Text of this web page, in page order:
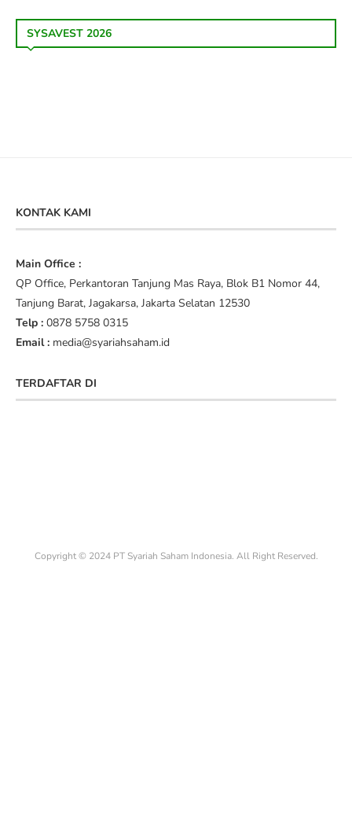
SYSAVEST 2026
KONTAK KAMI
Main Office :
QP Office, Perkantoran Tanjung Mas Raya, Blok B1 Nomor 44,
Tanjung Barat, Jagakarsa, Jakarta Selatan 12530
Telp : 0878 5758 0315
Email : media@syariahsaham.id
TERDAFTAR DI
Copyright © 2024 PT Syariah Saham Indonesia. All Right Reserved.